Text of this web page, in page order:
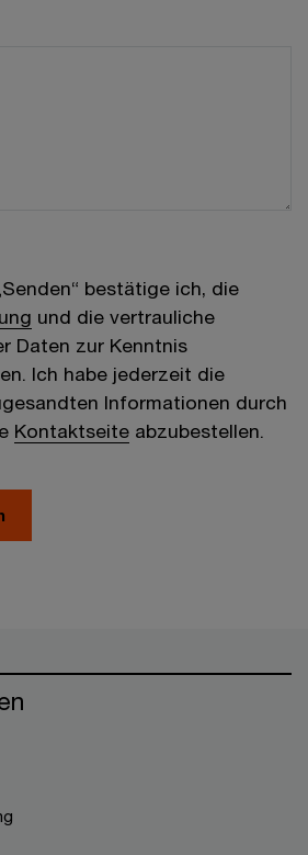
bestätige ich, die
und die vertrauliche
Daten zur Kenntnis
Ich habe jederzeit die
Informationen durch
Kontaktseite abzubestellen.